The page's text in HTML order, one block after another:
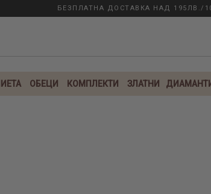
БЕЗПЛАТНА ДОСТАВКА НАД 195ЛВ./
ОБЕЦИ КОМПЛЕКТИ ЗЛАТНИ